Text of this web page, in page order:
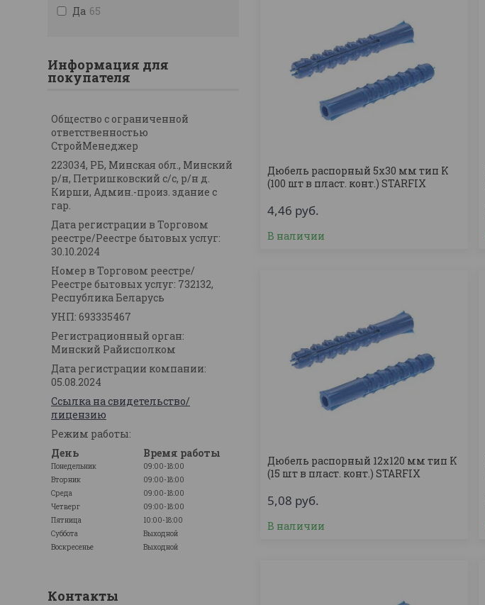
Дюбель распорный 5х30 мм тип K
(100 шт в пласт. конт.) STARFIX
4,46 руб.
В наличии
Дюбель распорный 12х120 мм тип K
(15 шт в пласт. конт.) STARFIX
5,08 руб.
В наличии
Да 65
Информация для
покупателя
Общество с ограниченной
ответственностью
СтройМенеджер
223034, РБ, Минская обл., Минский
р/н, Петришковский с/с, р/н д.
Кирши, Админ.-произ. здание с
гар.
Дата регистрации в Торговом
реестре/Реестре бытовых услуг:
30.10.2024
Номер в Торговом реестре/
Реестре бытовых услуг: 732132,
Республика Беларусь
УНП: 693335467
Регистрационный орган:
Минский Райисполком
Дата регистрации компании:
05.08.2024
Ссылка на свидетельство/
лицензию
Режим работы:
День
Время работы
Понедельник
09:00-18:00
Вторник
09:00-18:00
Среда
09:00-18:00
Четверг
09:00-18:00
Пятница
10:00-18:00
Суббота
Выходной
Воскресенье
Выходной
Контакты